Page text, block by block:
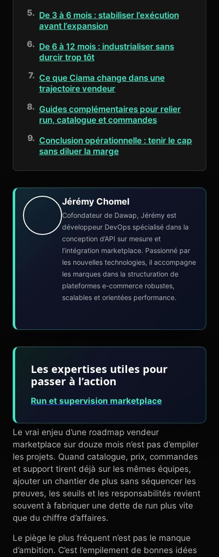
De 3 à 6 mois : stabiliser l’exécution
avant l’expansion
De 6 à 12 mois : industrialiser sans
durcir trop tôt
Ce que Ciama change dans une
trajectoire vendeur
Guides complémentaires pour relier
run, catalogue et commandes
Conclusion opérationnelle : tenir le cap
sans diluer la marge
Jérémy Chomel
Cofondateur de Dawap, Jérémy est
développeur DevOps spécialisé dans la
conception d’API sur mesure et
l’intégration marketplace. Passionné par
les nouvelles technologies, il accompagne
les marques dans la structuration de
plateformes e-commerce robustes,
scalables et orientées performance.
Les expertises utiles pour
passer à l’action
Run et supervision marketplace
Le vrai enjeu d’une roadmap vendeur
marketplace sur douze mois n’est pas d’empiler
les projets. Quand catalogue, prix, commandes
et support tirent déjà sur les mêmes équipes,
ajouter un chantier de plus sans séquencer les
preuves, les seuils et les responsabilités revient
souvent à fabriquer une dette de run plus vite
que du chiffre d’affaires.
Le piège le plus fréquent n’est pas le manque
d’ambition. C’est l’empilement de bonnes idées